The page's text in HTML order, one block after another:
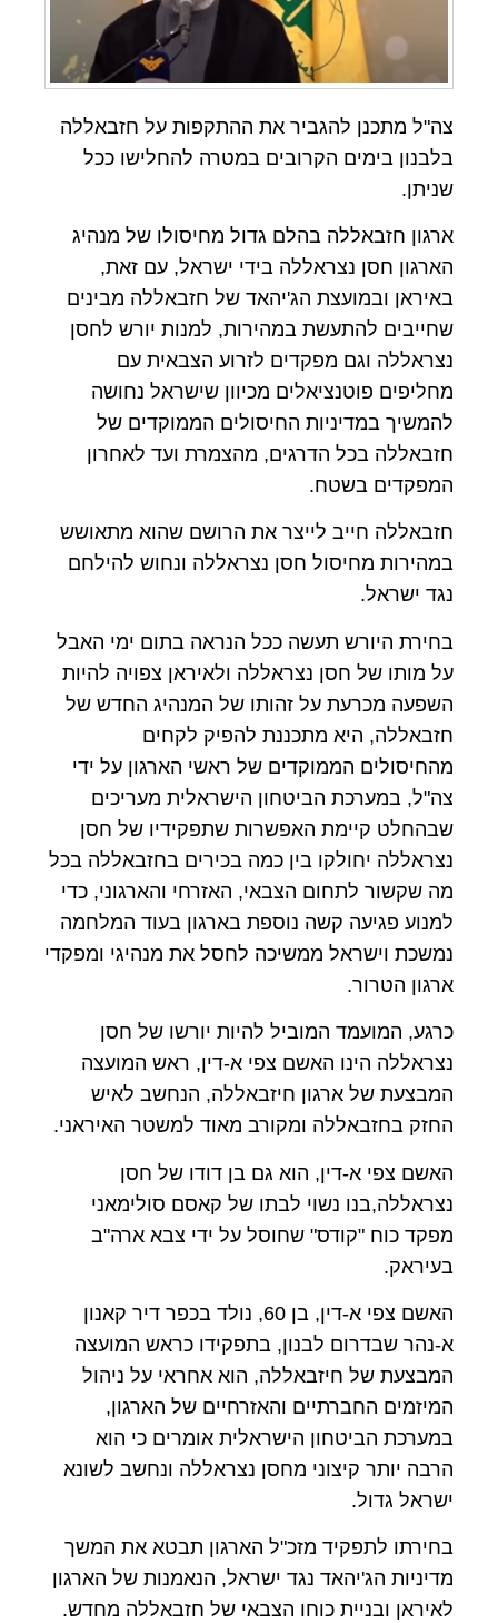
צה"ל מתכנן להגביר את ההתקפות על חזבאללה
בלבנון בימים הקרובים במטרה להחלישו ככל
שניתן.
ארגון חזבאללה בהלם גדול מחיסולו של מנהיג
הארגון חסן נצראללה בידי ישראל, עם זאת,
באיראן ובמועצת הג'יהאד של חזבאללה מבינים
שחייבים להתעשת במהירות, למנות יורש לחסן
נצראללה וגם מפקדים לזרוע הצבאית עם
מחליפים פוטנציאלים מכיוון שישראל נחושה
להמשיך במדיניות החיסולים הממוקדים של
חזבאללה בכל הדרגים, מהצמרת ועד לאחרון
המפקדים בשטח.
חזבאללה חייב לייצר את הרושם שהוא מתאושש
במהירות מחיסול חסן נצראללה ונחוש להילחם
נגד ישראל.
בחירת היורש תעשה ככל הנראה בתום ימי האבל
על מותו של חסן נצראללה ולאיראן צפויה להיות
השפעה מכרעת על זהותו של המנהיג החדש של
חזבאללה, היא מתכננת להפיק לקחים
מהחיסולים הממוקדים של ראשי הארגון על ידי
צה"ל, במערכת הביטחון הישראלית מעריכים
שבהחלט קיימת האפשרות שתפקידיו של חסן
נצראללה יחולקו בין כמה בכירים בחזבאללה בכל
מה שקשור לתחום הצבאי, האזרחי והארגוני, כדי
למנוע פגיעה קשה נוספת בארגון בעוד המלחמה
נמשכת וישראל ממשיכה לחסל את מנהיגי ומפקדי
ארגון הטרור.
כרגע, המועמד המוביל להיות יורשו של חסן
נצראללה הינו האשם צפי א-דין, ראש המועצה
המבצעת של ארגון חיזבאללה, הנחשב לאיש
החזק בחזבאללה ומקורב מאוד למשטר האיראני.
האשם צפי א-דין, הוא גם בן דודו של חסן
נצראללה,בנו נשוי לבתו של קאסם סולימאני
מפקד כוח "קודס" שחוסל על ידי צבא ארה"ב
בעיראק.
האשם צפי א-דין, בן 60, נולד בכפר דיר קאנון
א-נהר שבדרום לבנון, בתפקידו כראש המועצה
המבצעת של חיזבאללה, הוא אחראי על ניהול
המיזמים החברתיים והאזרחיים של הארגון,
במערכת הביטחון הישראלית אומרים כי הוא
הרבה יותר קיצוני מחסן נצראללה ונחשב לשונא
ישראל גדול.
בחירתו לתפקיד מזכ"ל הארגון תבטא את המשך
מדיניות הג'יהאד נגד ישראל, הנאמנות של הארגון
לאיראן ובניית כוחו הצבאי של חזבאללה מחדש.